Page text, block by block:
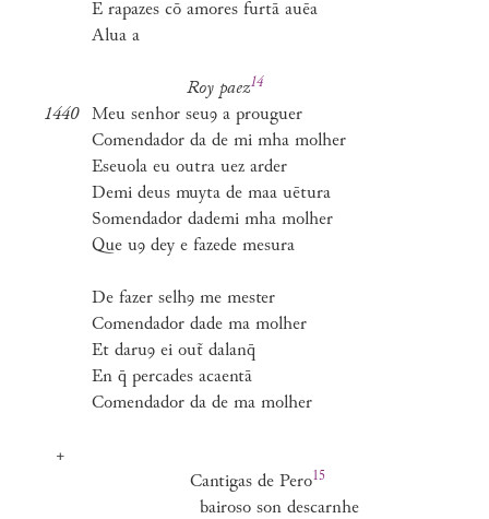
E rapazes cō amores furtā auēa
Alua a
Roy paez14
1440
Meu senhor seuꝯ a prouguer
Comendador da de mi mha molher
Eseuola eu outra uez arder
Demi deus muyta de maa uētura
Somendador dademi mha molher
Que uꝯ dey e fazede mesura
De fazer selhꝯ me mester
Comendador dade ma molher
Et daruꝯ ei out̃ dalanq̄
En q̄ percades acaentā
Comendador da de ma molher
+
Cantigas dePero15
bairoso son descarnhe